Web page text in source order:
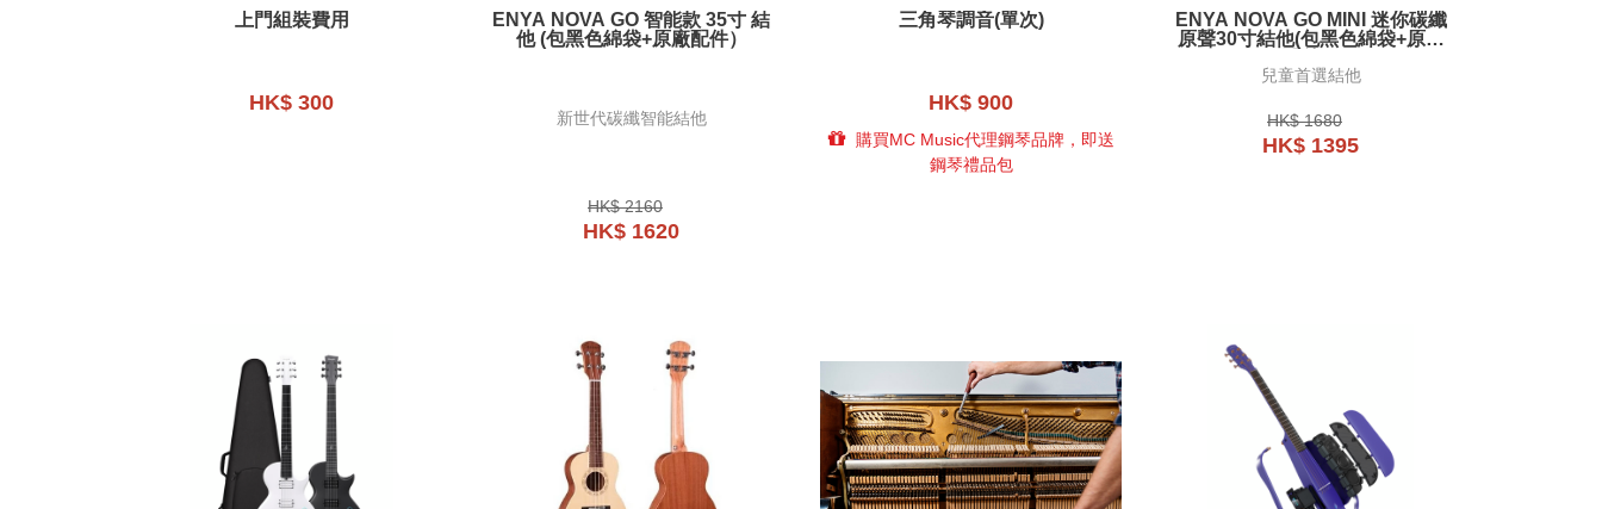
上門組裝費用
HK$ 300
ENYA NOVA GO 智能款 35寸 結
他 (包黑色綿袋+原廠配件）
新世代碳纖智能結他
HK$ 2160
HK$ 1620
三角琴調音(單次)
HK$ 900
購買MC Music代理鋼琴品牌，即送
鋼琴禮品包
ENYA NOVA GO MINI 迷你碳纖
原聲30寸結他(包黑色綿袋+原廠
兒童首選結他
HK$ 1680
HK$ 1395